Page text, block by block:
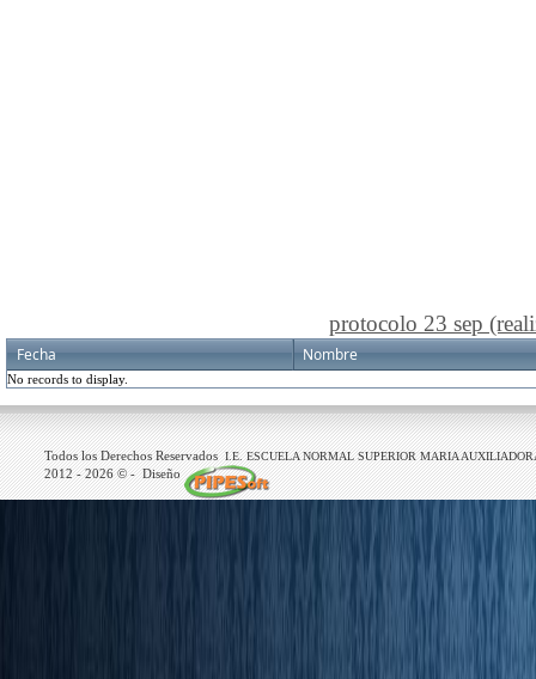
protocolo 23 sep
Fecha Nombre
No records to display.
Todos los Derechos ReservadosI.E. ESCUELA NORMAL SUPERIOR MARIA
2012 -2026© - Diseño